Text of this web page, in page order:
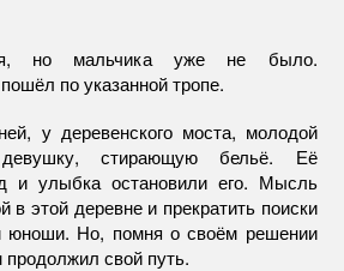
но мальчика уже не было.
по указанной тропе.
у деревенского моста, молодой
стирающую бельё. Её
и улыбка остановили его. Мысль
в этой деревне и прекратить поиски
юноши. Но, помня о своём решении
продолжил свой путь.